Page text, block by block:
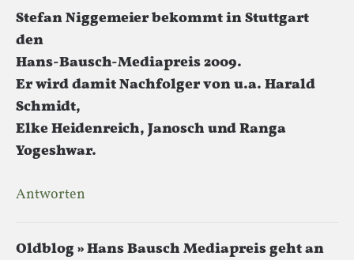
Stefan Niggemeier bekommt in Stuttgart
den
Hans-Bausch-Mediapreis 2009.
Er wird damit Nachfolger von u.a. Harald
Schmidt,
Elke Heidenreich, Janosch und Ranga
Yogeshwar.
Antworten
Oldblog » Hans Bausch Mediapreis geht an